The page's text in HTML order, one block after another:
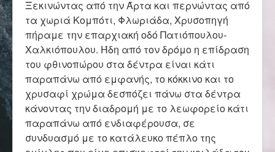
Επικοινωνία
Ξεκινώντας από την Άρτα και περνώντας από
τα χωριά Κομπότι, Φλωριάδα, Χρυσοπηγή
πήραμε την επαρχιακή οδό Πατιόπουλου-
Χαλκιόπουλου. Ήδη από τον δρόμο η επίδραση
του φθινοπώρου στα δέντρα είναι κάτι
παραπάνω από εμφανής, το κόκκινο και το
χρυσαφί χρώμα δεσπόζει πάνω στα δέντρα
κάνοντας την διαδρομή με το λεωφορείο κάτι
παραπάνω από ενδιαφέρουσα, σε
συνδυασμό με το κατάλευκο πέπλο της